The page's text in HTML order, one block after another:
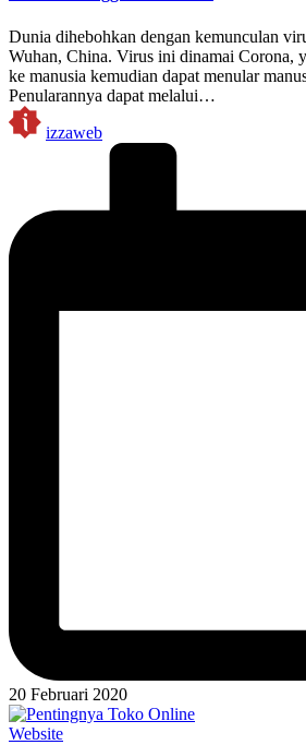
Dunia dihebohkan dengan kemunculan
Wuhan, China. Virus ini dinamai Corona,
ke manusia kemudian dapat menular
Penularannya dapat melalui…
Posted
by
izzaweb
20 Februari 2020
Posted
Website